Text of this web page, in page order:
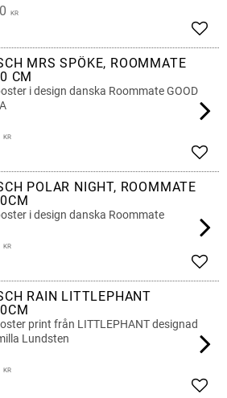
KR
Add
MRS SPÖKE, ROOMMATE
CM
i design danska Roommate GOOD
KR
Add
POLAR NIGHT, ROOMMATE
i design danska Roommate
KR
Add
RAIN LITTLEPHANT
print från LITTLEPHANT designad
Lundsten
KR
Add